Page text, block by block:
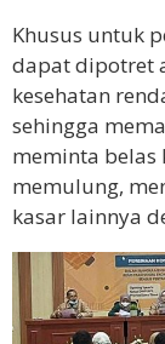
Khusus untuk
dapat dipotret
kesehatan
sehingga
meminta belas
memulung,
kasar lainnya